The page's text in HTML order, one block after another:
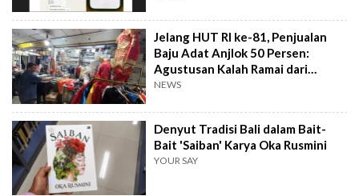
Jelang HUT RI ke-81, Penjualan
Baju Adat Anjlok 50 Persen:
Agustusan Kalah Ramai dari
Kartini
NEWS
Denyut Tradisi Bali dalam Bait-
Bait 'Saiban' Karya Oka Rusmini
YOUR SAY